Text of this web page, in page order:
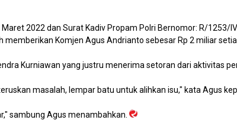
2022 dan Surat Kadiv Propam Polri Bernomor: R/
Komjen Agus Andrianto sebesar Rp 2 miliar
Kurniawan yang justru menerima setoran dari aktivitas
masalah, lempar batu untuk alihkan isu," kata Agus
sambung Agus menambahkan.